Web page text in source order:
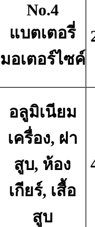
No.4
แบตเตอรี่
มอเตอร์ไซค์
อลูมิเนียม
เครื่อง, ฝา
สูบ, ห้อง
เกียร์, เสื้อ
สูบ